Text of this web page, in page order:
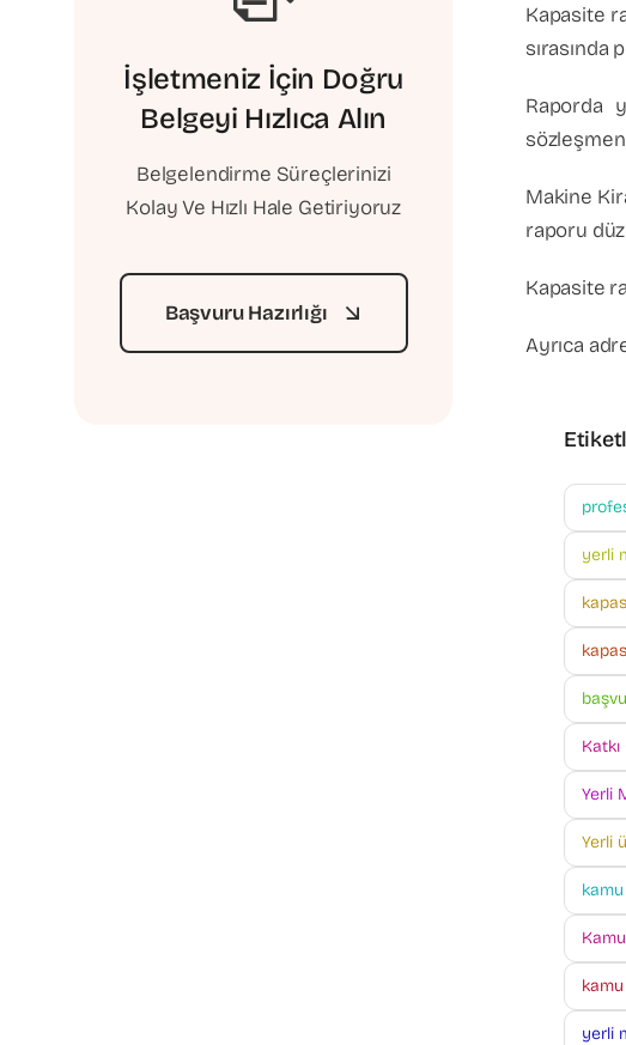
İşletmeniz İçin Doğru
Belgeyi Hızlıca Alın
Belgelendirme Süreçlerinizi
Kolay Ve Hızlı Hale Getiriyoruz
Başvuru Hazırlığı
Kapasite
sırasında
Raporda
Makine
raporu
Kapasite
Ayrıca
yerli
Yerli
Yerli
yerli